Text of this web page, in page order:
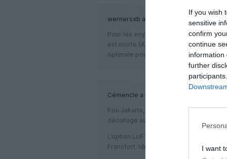
If you wish
sensitive
confirm
continue
information
further
I want
wernersxb a commenté :
Pour les voyageurs de l’est de la
est morte (AF ou autres). L’alternative
optimale point de vue horaire mais
Cémencle a commenté :
Pou Jakarta, il faut comparer ce qui
décollage au dernier atterrissage.
L’option LUFTHANSA n’est pas si
Francfort. Idem pour les autres choix :